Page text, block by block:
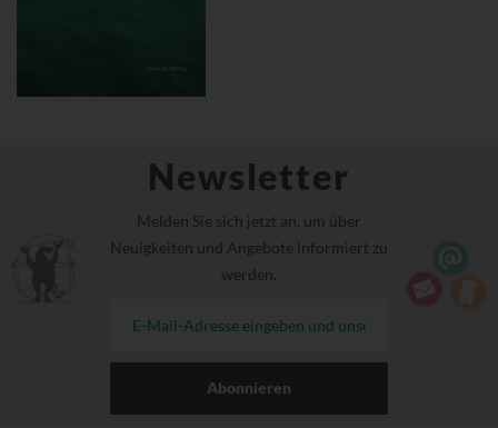
Newsletter
Melden Sie sich jetzt an, um über
Neuigkeiten und Angebote informiert zu
werden.
Abonnieren